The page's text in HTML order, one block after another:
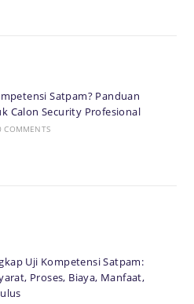
Satpam? Panduan
Calon Security Profesional
COMMENTS
Uji Kompetensi Satpam:
Proses, Biaya, Manfaat,